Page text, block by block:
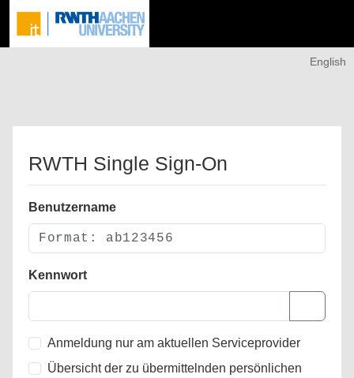
English
RWTH Single Sign-On
Benutzername
Kennwort
Anmeldung nur am aktuellen Serviceprovider
Übersicht der zu übermittelnden persönlichen